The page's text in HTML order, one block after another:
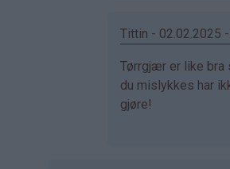
Cecilie
bekreftet)
Tittin - 02.02.2025
Som
svar
på
Tørrgjær er like
du mislykkes har
gjøre!